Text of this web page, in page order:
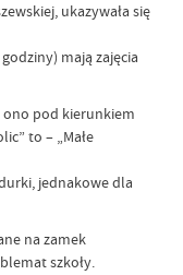
ukazywała się
mają zajęcia
ono pod kierunkiem
to – „Małe
jednakowe dla
na zamek
szkoły.